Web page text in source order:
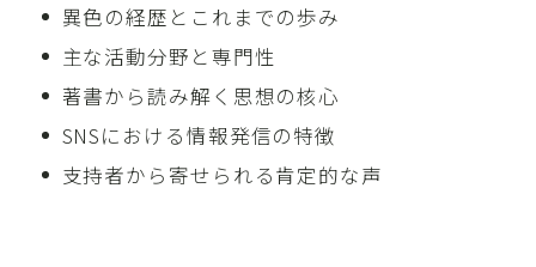
異色の経歴とこれまでの歩み
主な活動分野と専門性
著書から読み解く思想の核心
SNSにおける情報発信の特徴
支持者から寄せられる肯定的な声